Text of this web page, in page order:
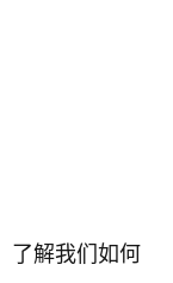
了解我们如何